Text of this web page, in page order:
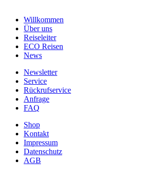
Willkommen
Über uns
Reiseleiter
ECO Reisen
News
Newsletter
Service
Rückrufservice
Anfrage
FAQ
Shop
Kontakt
Impressum
Datenschutz
AGB